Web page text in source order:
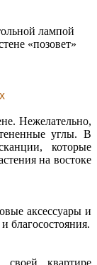
лампой
«позовет»
Нежелательно,
углы. В
которые
на востоке
аксессуары и
благосостояния.
квартире